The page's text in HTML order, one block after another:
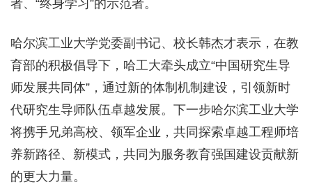
者、“终身学习”的示范者。
哈尔滨工业大学党委副书记、校长韩杰才表示，在教
育部的积极倡导下，哈工大牵头成立“中国研究生导
师发展共同体”，通过新的体制机制建设，引领新时
代研究生导师队伍卓越发展。下一步哈尔滨工业大学
将携手兄弟高校、领军企业，共同探索卓越工程师培
养新路径、新模式，共同为服务教育强国建设贡献新
的更大力量。